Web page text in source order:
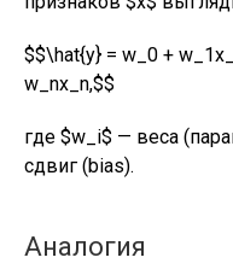
$$\hat{y} = w_0 +
w_nx_n,$$
где $w_i$ — веса
сдвиг (bias).
Аналогия